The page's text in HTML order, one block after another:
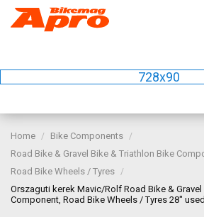
728x90
Home
Bike Components
Road Bike & Gravel Bike & Triathlon Bike
Road Bike Wheels / Tyres
Orszaguti kerek Mavic/Rolf Road Bike &
Component, Road Bike Wheels / Tyres 28"